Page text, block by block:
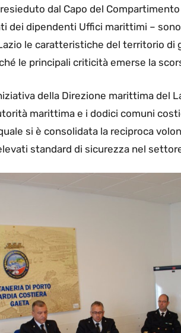
dal Capo del
dei dipendenti Uffici marittimi –
le caratteristiche del territorio di
le principali criticità emerse la
della Direzione marittima del
marittima e i dodici comuni
si è consolidata la reciproca
standard di sicurezza nel